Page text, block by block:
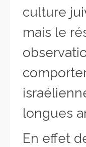
culture
mais le
longues
En effet